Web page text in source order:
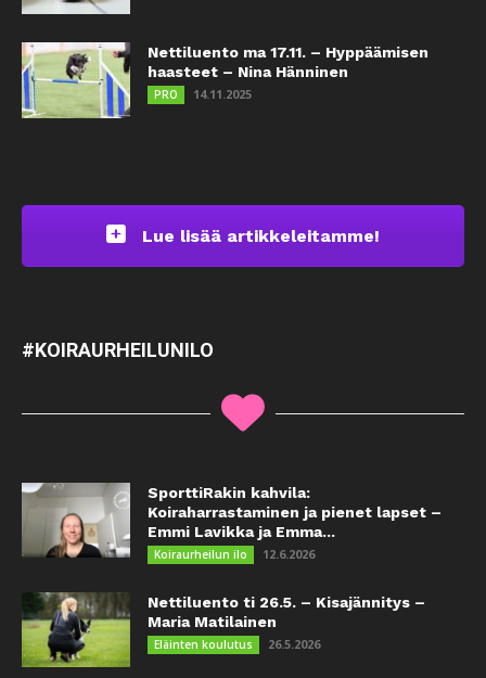
Nettiluento ma 17.11. – Hyppäämisen
haasteet – Nina Hänninen
PRO 14.11.2025
Lue lisää artikkeleitamme!
#KOIRAURHEILUNILO
SporttiRakin kahvila:
Koiraharrastaminen ja pienet lapset –
Emmi Lavikka ja Emma...
Koiraurheilun ilo 12.6.2026
Nettiluento ti 26.5. – Kisajännitys –
Maria Matilainen
Eläinten koulutus 26.5.2026